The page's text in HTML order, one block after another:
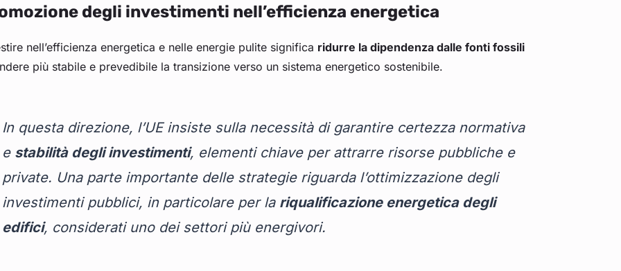
degli investimenti nell’efficienza energetica
nell’efficienza energetica e nelle energie pulite significa ridurre la dipendenza dalle fonti fossili
più stabile e prevedibile la transizione verso un sistema energetico sostenibile.
In questa direzione, l’UE insiste sulla necessità di garantire certezza normativa
e stabilità degli investimenti, elementi chiave per attrarre risorse pubbliche e
private. Una parte importante delle strategie riguarda l’ottimizzazione degli
investimenti pubblici, in particolare per la riqualificazione energetica degli
edifici, considerati uno dei settori più energivori.